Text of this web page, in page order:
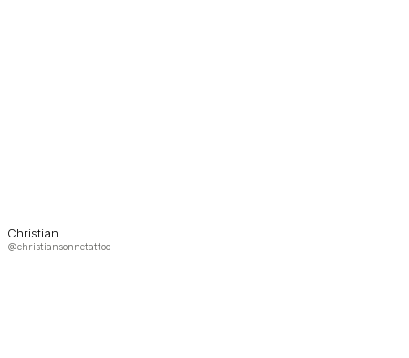
Christian
@christiansonnetattoo